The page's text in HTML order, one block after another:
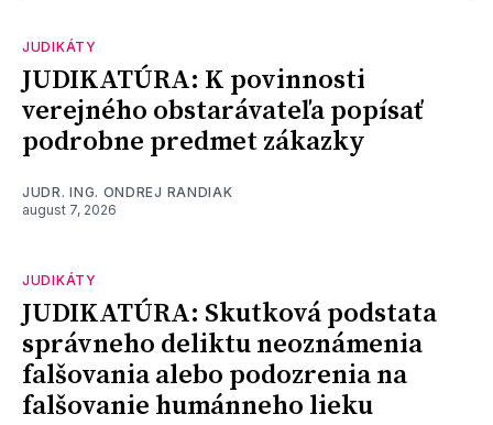
JUDIKÁTY
JUDIKATÚRA: K povinnosti
verejného obstarávateľa popísať
podrobne predmet zákazky
JUDR. ING. ONDREJ RANDIAK
august 7, 2026
JUDIKÁTY
JUDIKATÚRA: Skutková podstata
správneho deliktu neoznámenia
falšovania alebo podozrenia na
falšovanie humánneho lieku